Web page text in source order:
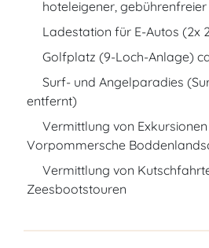
hoteleigener,
Ladestation für E-Autos (2x
Golfplatz (9-Loch-Anlage)
Surf- und Angelparadies
entfernt)
Vermittlung von
Vorpommersche
Vermittlung von
Zeesbootstouren